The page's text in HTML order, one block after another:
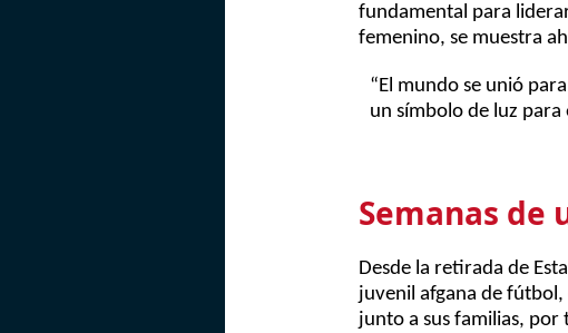
fundamental para
femenino, se muestra
“El mundo se unió
un símbolo de luz
Semanas de
Desde la retirada de
juvenil afgana de
junto a sus familias, por